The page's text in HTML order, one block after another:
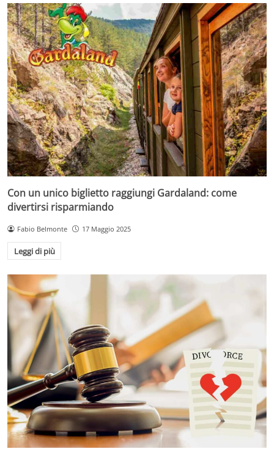
Con un unico biglietto raggiungi Gardaland: come
divertirsi risparmiando
Fabio Belmonte 17 Maggio 2025
Leggi di più